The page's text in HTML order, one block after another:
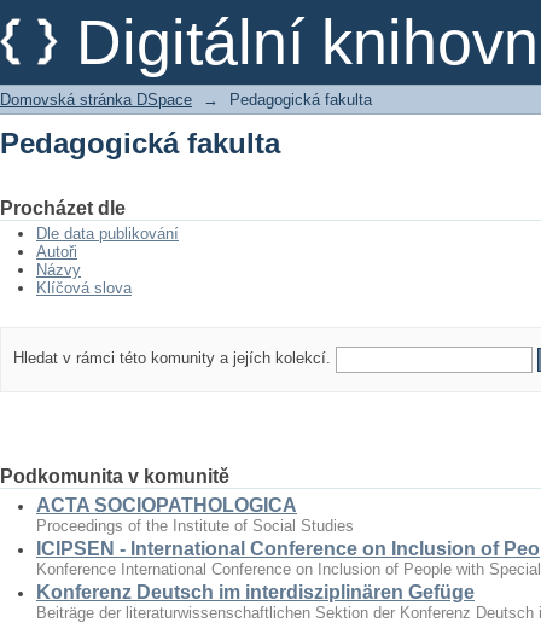
Digitální
Pedagogická fakulta
Domovská stránka DSpace → Pedagogická fakulta
Pedagogická fakulta
Procházet dle
Dle data publikování
Autoři
Názvy
Klíčová slova
Hledat v rámci této komunity a jejích kolekcí.
Podkomunita v komunitě
ACTA SOCIOPATHOLOGICA
Proceedings of the Institute of Social Studies
ICIPSEN - International Conference on Inclusion of
Konference International Conference on Inclusion of People with
Konferenz Deutsch im interdisziplinären Gefüge
Beiträge der literaturwissenschaftlichen Sektion der Konferenz